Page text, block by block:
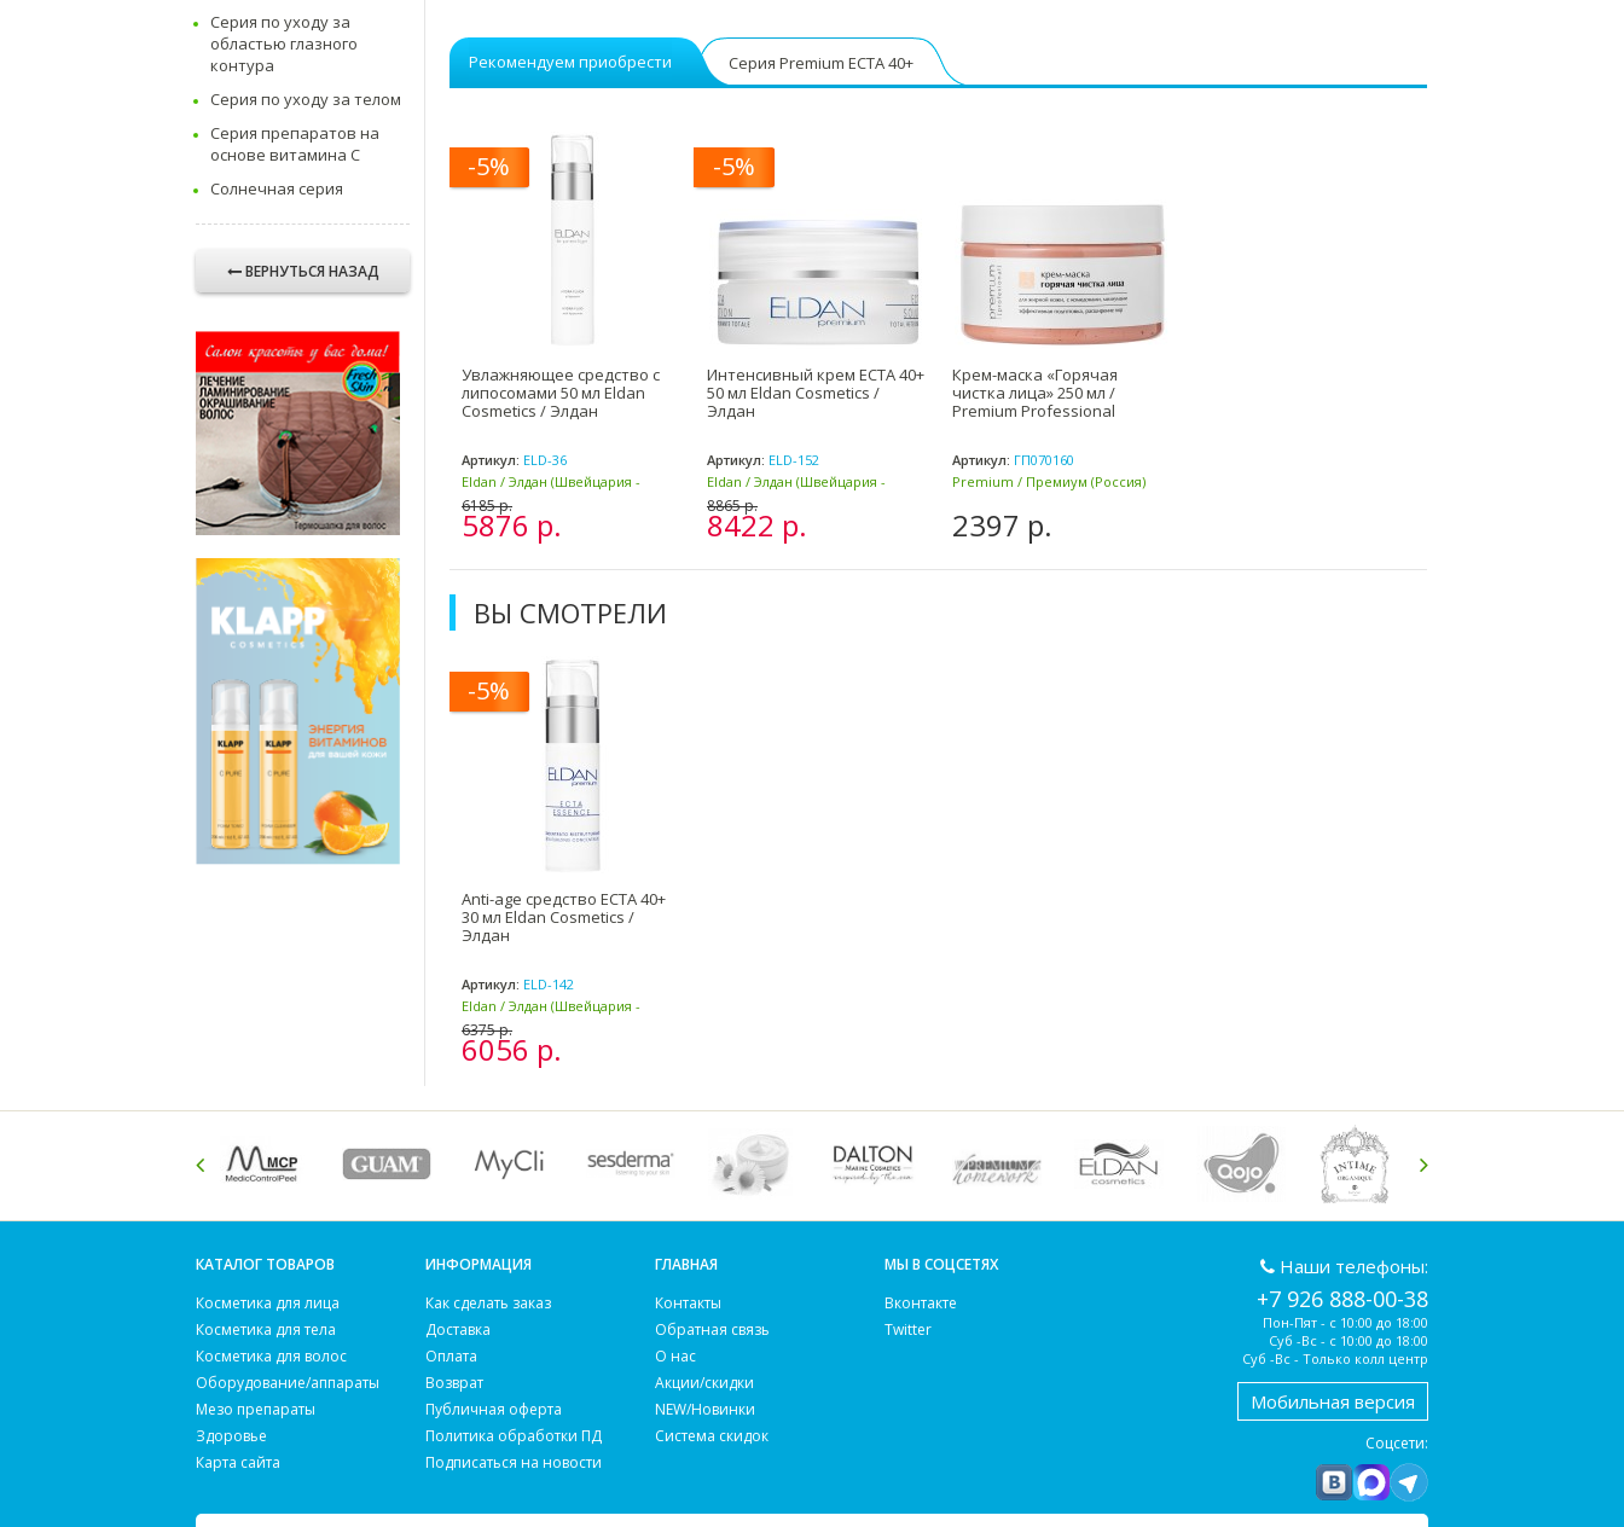
Серия по уходу за
областью глазного
контура
Серия по уходу за телом
Серия препаратов на
основе витамина C
Солнечная серия
ВЕРНУТЬСЯ НАЗАД
Рекомендуем приобрести Серия Premium ECTA 40+
-5%
Увлажняющее средство с
липосомами 50 мл Eldan
Cosmetics / Элдан
Артикул: ELD-36
Eldan / Элдан (Швейцария -
Италия)
6185 р.
5876 р.
-5%
Интенсивный крем ECTA 40+
50 мл Eldan Cosmetics /
Элдан
Артикул: ELD-152
Eldan / Элдан (Швейцария -
Италия)
8865 р.
8422 р.
Крем-маска «Горячая
чистка лица» 250 мл /
Premium Professional
Артикул: ГП070160
Premium / Премиум (Россия)
2397 р.
ВЫ СМОТРЕЛИ
-5%
Anti-age средство ECTA 40+
30 мл Eldan Cosmetics /
Элдан
Артикул: ELD-142
Eldan / Элдан (Швейцария -
Италия)
6375 р.
6056 р.
КАТАЛОГ ТОВАРОВ
Косметика для лица
Косметика для тела
Косметика для волос
Оборудование/аппараты
Мезо препараты
Здоровье
Карта сайта
ИНФОРМАЦИЯ
Как сделать заказ
Доставка
Оплата
Возврат
Публичная оферта
Политика обработки ПД
Подписаться на новости
ГЛАВНАЯ
Контакты
Обратная связь
О нас
Акции/скидки
NEW/Новинки
Система скидок
МЫ В СОЦСЕТЯХ
Вконтакте
Twitter
Наши телефоны:
+7 926 888-00-38
Пон-Пят - с 10:00 до 18:00
Суб -Вс - с 10:00 до 18:00
Суб -Вс - Только колл центр
Мобильная версия
Соцсети: